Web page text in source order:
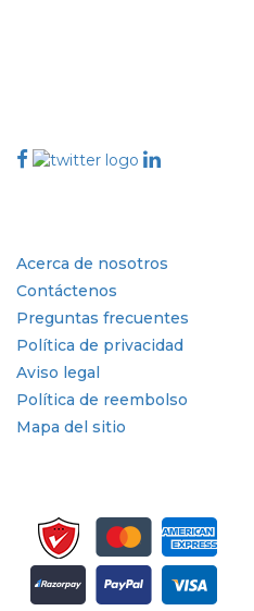
Acerca de nosotros
Contáctenos
Preguntas frecuentes
Política de privacidad
Aviso legal
Política de reembolso
Mapa del sitio